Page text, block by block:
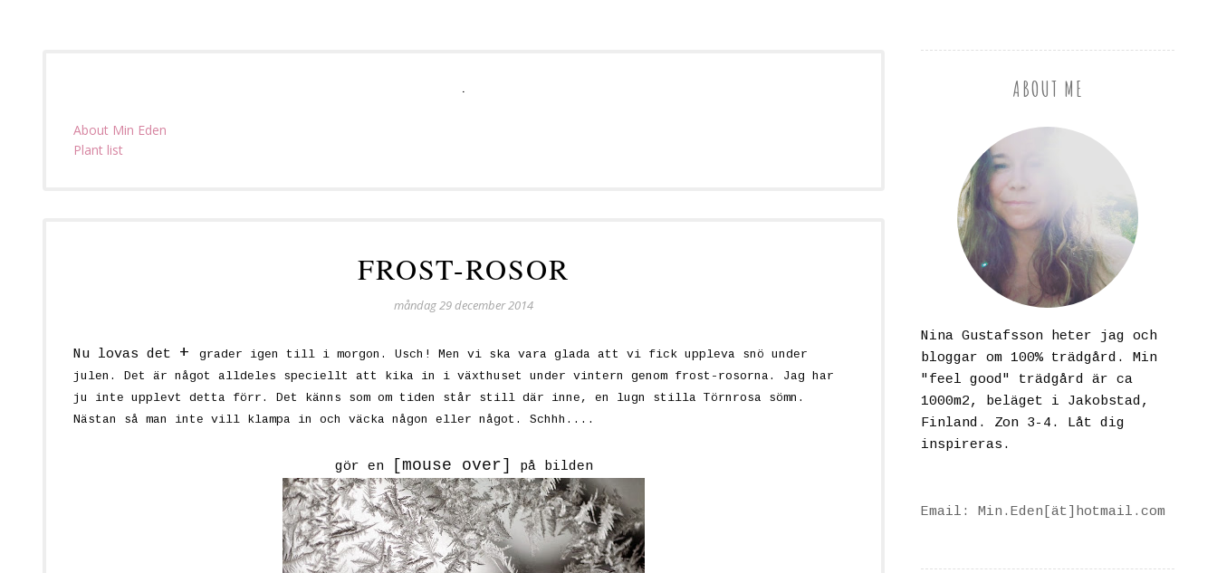
About Min Eden
Plant list
FROST-ROSOR
måndag 29 december 2014
Nu lovas det +
grader igen till i morgon. Usch! Men vi ska vara glada att vi fick uppleva snö under
julen. Det är något alldeles speciellt att kika in i växthuset under vintern genom frost-rosorna. Jag har
ju inte upplevt detta förr. Det känns som om tiden står still där inne, en lugn stilla Törnrosa sömn.
Nästan så man inte vill klampa in och väcka någon eller något. Schhh....
gör en [mouse over] på bilden
ABOUT ME
Nina Gustafsson heter jag och
bloggar om 100% trädgård. Min
"feel good" trädgård är ca
1000m2, beläget i Jakobstad,
Finland. Zon 3-4. Låt dig
inspireras.
Email: Min.Eden[ät]hotmail.com